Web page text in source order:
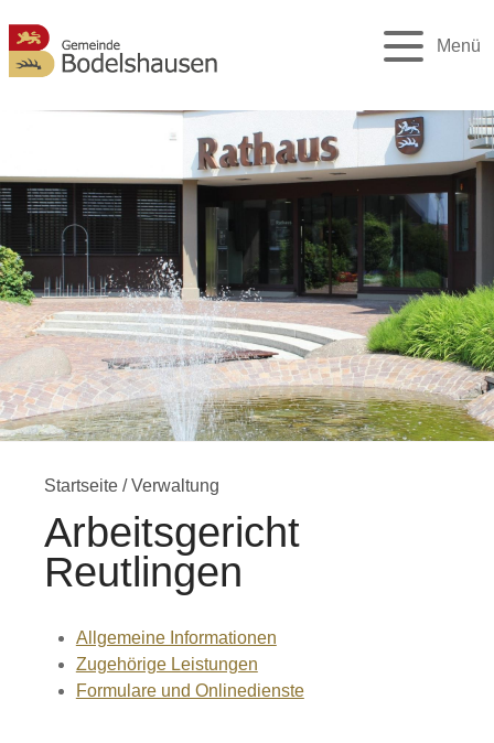
Menü
Startseite /Verwaltung
Arbeitsgericht
Reutlingen
Allgemeine Informationen
Zugehörige Leistungen
Formulare und Onlinedienste